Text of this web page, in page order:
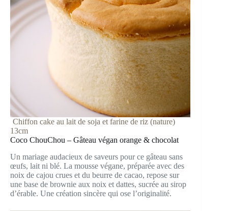
Chiffon cake au lait de soja et farine de riz (nature)
13cm
Coco ChouChou – Gâteau végan orange & chocolat
Un mariage audacieux de saveurs pour ce gâteau sans
œufs, lait ni blé. La mousse végane, préparée avec des
noix de cajou crues et du beurre de cacao, repose sur
une base de brownie aux noix et dattes, sucrée au sirop
d’érable. Une création sincère qui ose l’originalité.